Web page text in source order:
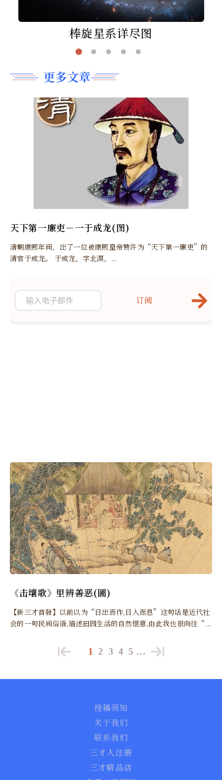
棒旋星系详尽图
更多文章
天下第一廉吏－一于成龙(图)
清朝康熙年间，出了一位被康熙皇帝赞许为“天下第一廉吏”的
清官于成龙。 于成龙，字北溟，...
《击壤歌》里辨善恶(圖)
【新三才首發】以前以为“日出而作,日入而息”这句话是近代社
会的一句民间俗语,描述田园生活的自然惬意,由此我也很向往“...
订阅
1 2 3 4 5 …
投稿须知
关于我们
联系我们
三才人注册
三才精品店